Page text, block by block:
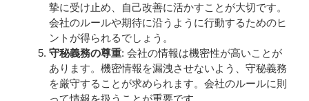
摯に受け止め、自己改善に活かすことが大切です。
会社のルールや期待に沿うように行動するためのヒ
ントが得られるでしょう。
守秘義務の尊重: 会社の情報は機密性が高いことが
あります。機密情報を漏洩させないよう、守秘義務
を厳守することが求められます。会社のルールに則
って情報を扱うことが重要です。